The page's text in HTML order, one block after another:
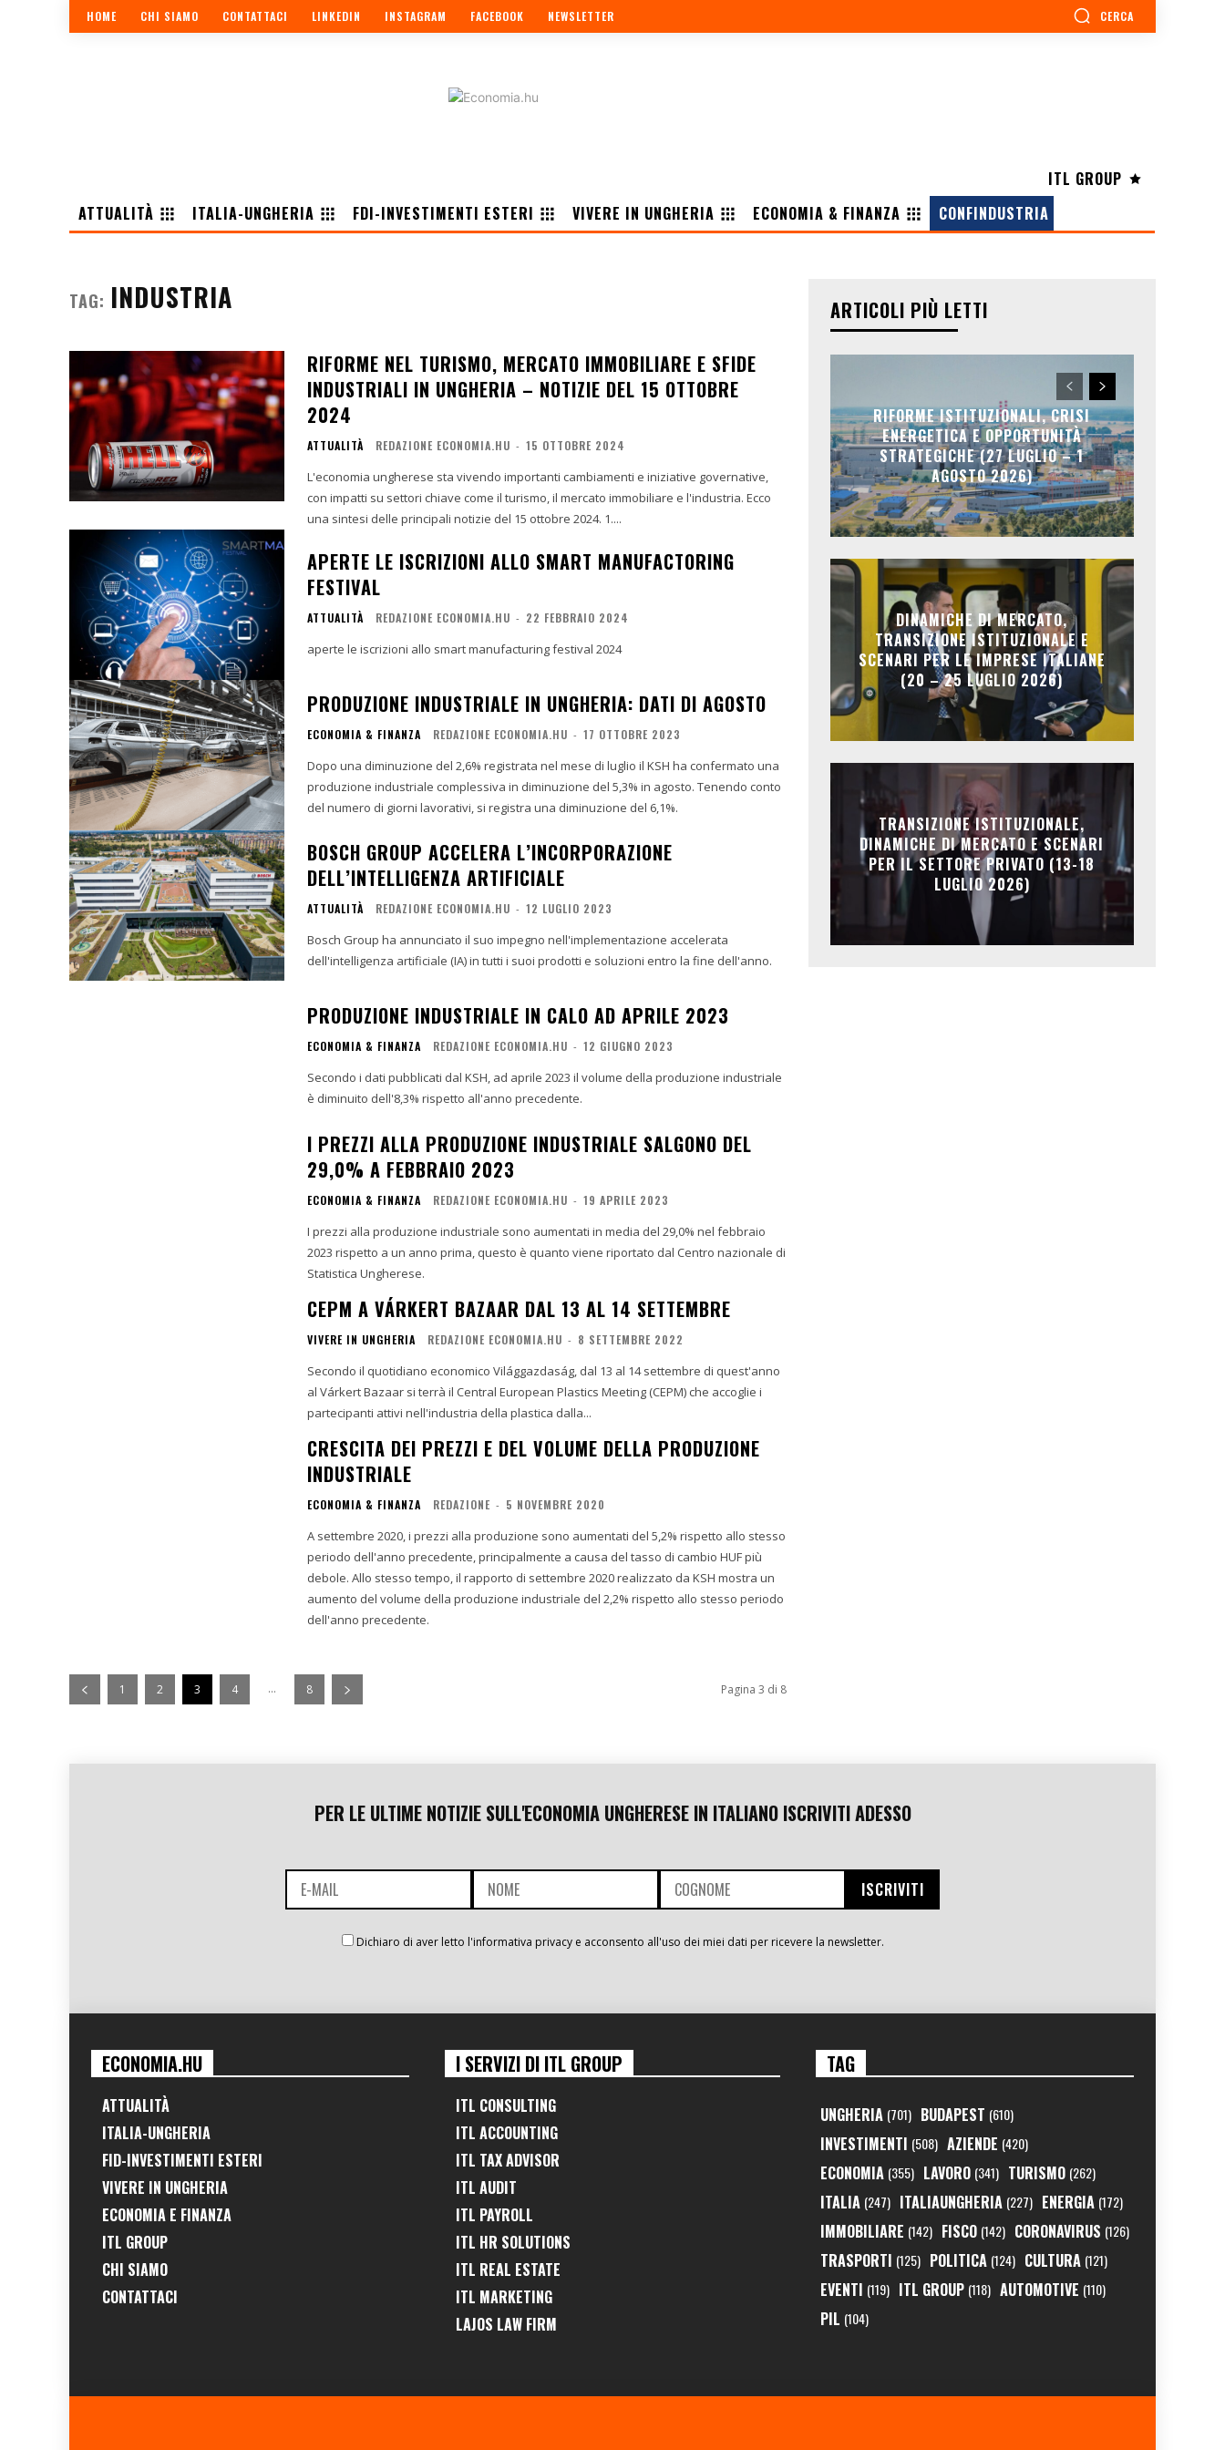
HOME CHI SIAMO CONTATTACI LINKEDIN INSTAGRAM FACEBOOK NEWSLETTER CERCA
ITL GROUP
ATTUALITÀ
ITALIA-UNGHERIA FDI-INVESTIMENTI ESTERI VIVERE IN UNGHERIA ECONOMIA & FINANZA CONFINDUSTRIA
TAG: INDUSTRIA
RIFORME NEL TURISMO, MERCATO IMMOBILIARE E SFIDE
INDUSTRIALI IN UNGHERIA – NOTIZIE DEL 15 OTTOBRE
2024
ATTUALITÀ REDAZIONE ECONOMIA.HU - 15 OTTOBRE 2024
L'economia ungherese sta vivendo importanti cambiamenti e iniziative governative,
con impatti su settori chiave come il turismo, il mercato immobiliare e l'industria. Ecco
una sintesi delle principali notizie del 15 ottobre 2024. 1....
APERTE LE ISCRIZIONI ALLO SMART MANUFACTORING
FESTIVAL
ATTUALITÀ REDAZIONE ECONOMIA.HU - 22 FEBBRAIO 2024
aperte le iscrizioni allo smart manufacturing festival 2024
PRODUZIONE INDUSTRIALE IN UNGHERIA: DATI DI AGOSTO
ECONOMIA & FINANZA REDAZIONE ECONOMIA.HU - 17 OTTOBRE 2023
Dopo una diminuzione del 2,6% registrata nel mese di luglio il KSH ha confermato una
produzione industriale complessiva in diminuzione del 5,3% in agosto. Tenendo conto
del numero di giorni lavorativi, si registra una diminuzione del 6,1%.
BOSCH GROUP ACCELERA L’INCORPORAZIONE
DELL’INTELLIGENZA ARTIFICIALE
ATTUALITÀ REDAZIONE ECONOMIA.HU - 12 LUGLIO 2023
Bosch Group ha annunciato il suo impegno nell'implementazione accelerata
dell'intelligenza artificiale (IA) in tutti i suoi prodotti e soluzioni entro la fine dell'anno.
PRODUZIONE INDUSTRIALE IN CALO AD APRILE 2023
ECONOMIA & FINANZA REDAZIONE ECONOMIA.HU - 12 GIUGNO 2023
Secondo i dati pubblicati dal KSH, ad aprile 2023 il volume della produzione industriale
è diminuito dell'8,3% rispetto all'anno precedente.
I PREZZI ALLA PRODUZIONE INDUSTRIALE SALGONO DEL
29,0% A FEBBRAIO 2023
ECONOMIA & FINANZA REDAZIONE ECONOMIA.HU - 19 APRILE 2023
I prezzi alla produzione industriale sono aumentati in media del 29,0% nel febbraio
2023 rispetto a un anno prima, questo è quanto viene riportato dal Centro nazionale di
Statistica Ungherese.
CEPM A VÁRKERT BAZAAR DAL 13 AL 14 SETTEMBRE
VIVERE IN UNGHERIA REDAZIONE ECONOMIA.HU - 8 SETTEMBRE 2022
Secondo il quotidiano economico Világgazdaság, dal 13 al 14 settembre di quest'anno
al Várkert Bazaar si terrà il Central European Plastics Meeting (CEPM) che accoglie i
partecipanti attivi nell'industria della plastica dalla...
CRESCITA DEI PREZZI E DEL VOLUME DELLA PRODUZIONE
INDUSTRIALE
ECONOMIA & FINANZA REDAZIONE - 5 NOVEMBRE 2020
A settembre 2020, i prezzi alla produzione sono aumentati del 5,2% rispetto allo stesso
periodo dell'anno precedente, principalmente a causa del tasso di cambio HUF più
debole. Allo stesso tempo, il rapporto di settembre 2020 realizzato da KSH mostra un
aumento del volume della produzione industriale del 2,2% rispetto allo stesso periodo
dell'anno precedente.
1 2 3 4 ... 8 Pagina 3 di 8
ARTICOLI PIÙ LETTI
RIFORME ISTITUZIONALI, CRISI
ENERGETICA E OPPORTUNITÀ
STRATEGICHE (27 LUGLIO – 1
AGOSTO 2026)
DINAMICHE DI MERCATO,
TRANSIZIONE ISTITUZIONALE E
SCENARI PER LE IMPRESE ITALIANE
(20 – 25 LUGLIO 2026)
TRANSIZIONE ISTITUZIONALE,
DINAMICHE DI MERCATO E SCENARI
PER IL SETTORE PRIVATO (13-18
LUGLIO 2026)
PER LE ULTIME NOTIZIE SULL'ECONOMIA UNGHERESE IN ITALIANO ISCRIVITI ADESSO
Dichiaro di aver letto l'informativa privacy e acconsento all'uso dei miei dati per ricevere la newsletter.
ECONOMIA.HU
ATTUALITÀ
ITALIA-UNGHERIA
FID-INVESTIMENTI ESTERI
VIVERE IN UNGHERIA
ECONOMIA E FINANZA
ITL GROUP
CHI SIAMO
CONTATTACI
I SERVIZI DI ITL GROUP
ITL CONSULTING
ITL ACCOUNTING
ITL TAX ADVISOR
ITL AUDIT
ITL PAYROLL
ITL HR SOLUTIONS
ITL REAL ESTATE
ITL MARKETING
LAJOS LAW FIRM
TAG
UNGHERIA (701) BUDAPEST (610)
INVESTIMENTI (508) AZIENDE (420)
ECONOMIA (355) LAVORO (341) TURISMO (262)
ITALIA (247) ITALIAUNGHERIA (227) ENERGIA (172)
IMMOBILIARE (142) FISCO (142) CORONAVIRUS (126)
TRASPORTI (125) POLITICA (124) CULTURA (121)
EVENTI (119) ITL GROUP (118) AUTOMOTIVE (110)
PIL (104)